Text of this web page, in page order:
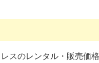
スのレンタル・販売価